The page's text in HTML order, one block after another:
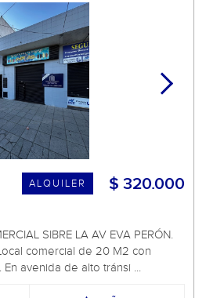
$ 320.000
ALQUILER
SIBRE LA AV EVA PERÓN.
comercial de 20 M2 con
avenida de alto tránsi ...